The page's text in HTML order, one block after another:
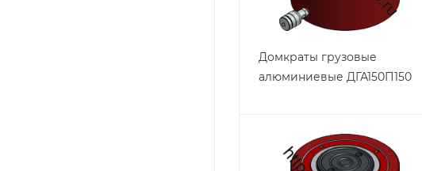
Домкраты грузовые
алюминиевые ДГА150П150